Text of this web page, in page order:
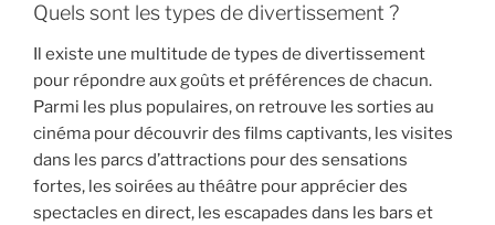
Quels sont les types de divertissement ?
Il existe une multitude de types de divertissement
pour répondre aux goûts et préférences de chacun.
Parmi les plus populaires, on retrouve les sorties au
cinéma pour découvrir des films captivants, les visites
dans les parcs d’attractions pour des sensations
fortes, les soirées au théâtre pour apprécier des
spectacles en direct, les escapades dans les bars et